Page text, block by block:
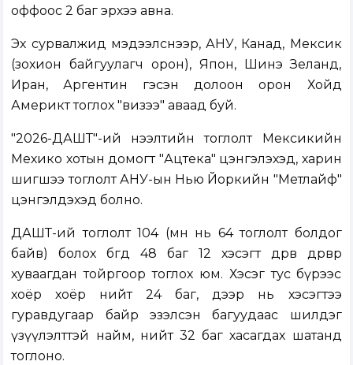
оффоос 2 баг эрхээ авна.
Эх сурвалжид мэдээлснээр, АНУ, Канад, Мексик
(зохион байгуулагч орон), Япон, Шинэ Зеланд,
Иран, Аргентин гэсэн долоон орон Хойд
Америкт тоглох "визээ" аваад буй.
"2026-ДАШТ"-ий нээлтийн тоглолт Мексикийн
Мехико хотын домогт "Ацтека" цэнгэлэхэд, харин
шигшээ тоглолт АНУ-ын Нью Йоркийн "Метлайф"
цэнгэлдэхэд болно.
ДАШТ-ий тоглолт 104 (өмнө нь 64 тоглолт болдог
байв) болох бөгөөд 48 баг 12 хэсэгт дөрөв дөрвөөрөө
хуваагдан тойргоор тоглох юм. Хэсэг тус бүрээс
хоёр хоёр нийт 24 баг, дээр нь хэсэгтээ
гуравдугаар байр эзэлсэн багуудаас шилдэг
үзүүлэлттэй найм, нийт 32 баг хасагдах шатанд
тоглоно.